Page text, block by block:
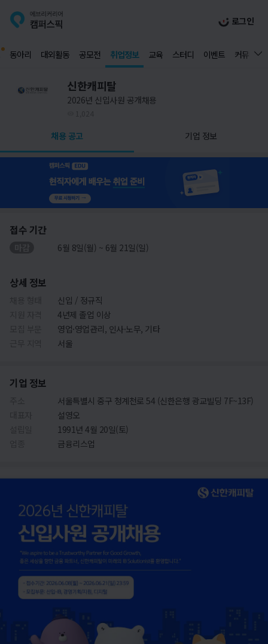
로그인
동아리 대외활동 공모전 취업정보 교육 스터디 이벤트 커뮤니티
신한캐피탈
2026년 신입사원 공개채용
채용 공고 기업 정보
접수 기간
6월 8일(월) ~ 6월 21일(일)
상세 정보
신입 / 정규직
4년제 졸업 이상
영업·영업관리, 인사·노무, 기타
서울
기업 정보
서울특별시 중구 청계천로 54 (신한은행 광교빌딩 7F~13F)
설영오
1991년 4월 20일(토)
금융리스업